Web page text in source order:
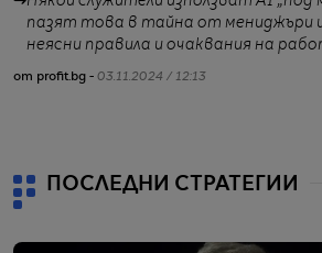
пазят това в тайна от мениджъри и
неясни правила и очаквания на
от profit.bg - 03.11.2024 / 12:13
ПОСЛЕДНИ СТРАТЕГИИ